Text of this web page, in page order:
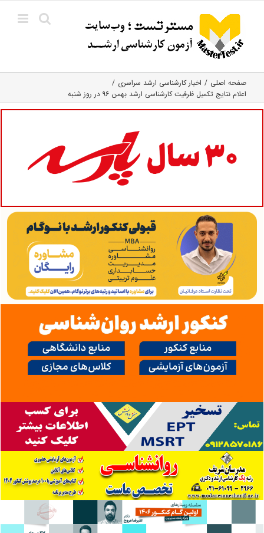
content
صفحه اصلی
اخبار کارشناسی ارشد سراسری
اعلام نتایج تکمیل ظرفیت کارشناسی ارشد بهمن ۹۶ در روز شنبه